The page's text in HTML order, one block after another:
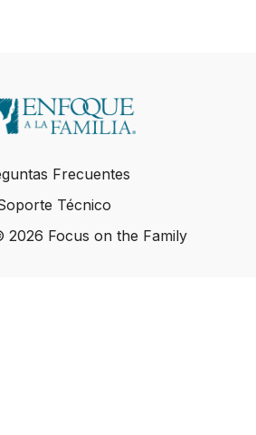
Frecuentes
Técnico
2026 Focus on the Family